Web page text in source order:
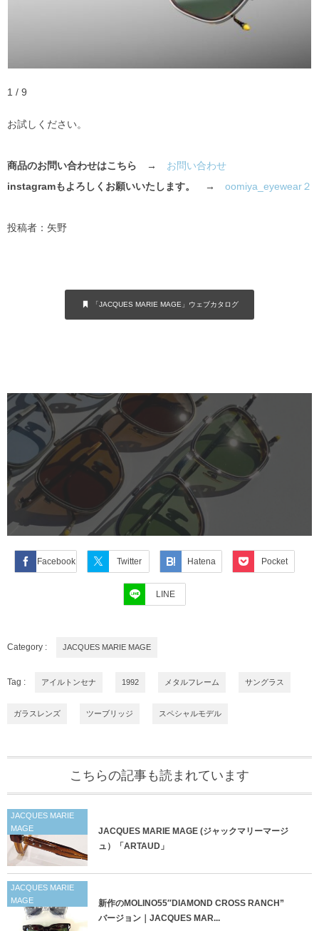
1 / 9
お試しください。
商品のお問い合わせはこちら → お問い合わせ
instagramもよろしくお願いいたします。 → oomiya_eyewear２
投稿者：矢野
「JACQUES MARIE MAGE」ウェブカタログ
Facebook Twitter Hatena Pocket
LINE
Category : JACQUES MARIE MAGE
Tag : アイルトンセナ 1992 メタルフレーム サングラス
ガラスレンズ ツーブリッジ スペシャルモデル
こちらの記事も読まれています
JACQUES MARIE
MAGE
JACQUES MARIE MAGE (ジャックマリーマージ
ュ）「ARTAUD」
JACQUES MARIE
MAGE
新作のMOLINO55″DIAMOND CROSS RANCH”
バージョン｜JACQUES MAR...